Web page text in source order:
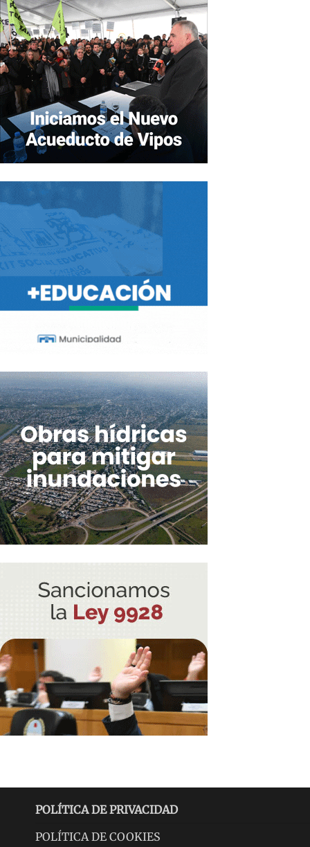
POLÍTICA DE PRIVACIDAD
POLÍTICA DE COOKIES